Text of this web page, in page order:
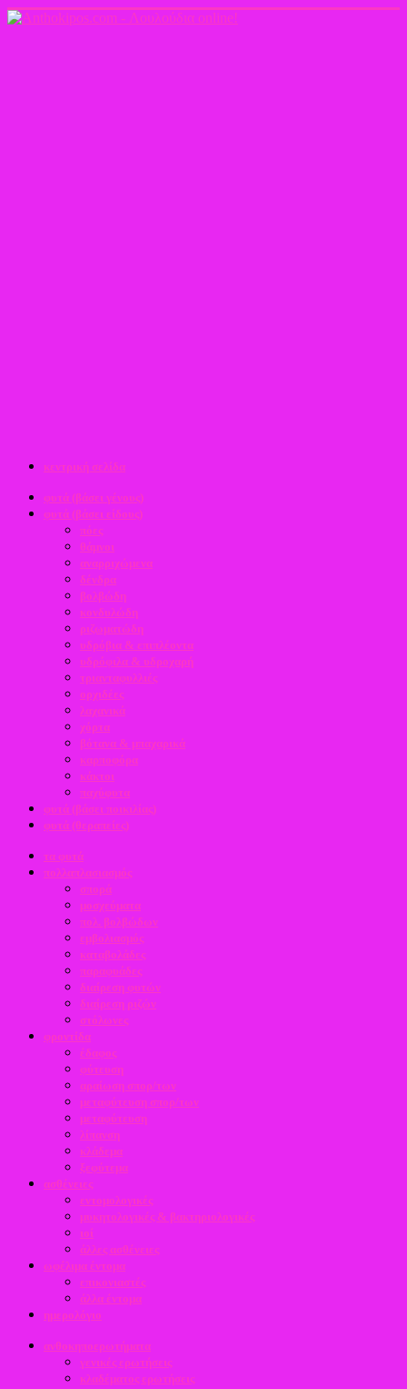
κεντρική σελίδα
φυτά (βάσει γένους)
φυτά (βάσει είδους)
πόες
θάμνοι
αναρριχώμενα
δένδρα
βολβώδη
κονδυλώδη
ριζωματώδη
υδρόβια & επιπλέοντα
υδρόφιλα & υδροχαρή
τριανταφυλλιές
ορχιδέες
λαχανικά
χόρτα
βότανα & μπαχαρικά
καρποφόρα
κάκτοι
παχύφυτα
φυτά (βάσει ποικιλίας)
φυτά (θεραπείες)
τα φυτά
πολλαπλασιασμός
σπορά
μοσχεύματα
πολ. βολβώδων
εμβολιασμός
καταβολάδες
παραφυάδες
διαίρεση φυτών
διαίρεση ριζών
στόλωνες
φροντίδα
έδαφος
φύτευση
αραίωση σπορ/των
μεταφύτευση σπορ/των
μεταφύτευση
λίπανση
κλάδεμα
ξεφύτεμα
ασθένειες
εντομολογικές
μυκητολογικές & βακτηριολογικές
ιοί
άλλες ασθένειες
ωφέλιμα έντομα
επικονιαστές
άλλα έντομα
ημερολόγιο
ανθοκηποερωτήματα
γενικές ερωτήσεις
κλαδέματος ερωτήσεις